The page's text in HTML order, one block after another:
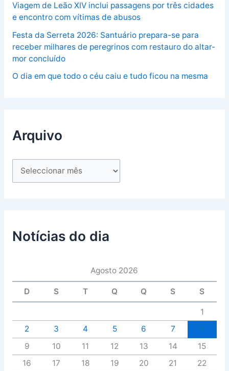
Viagem de Leão XIV inclui passagens por três cidades
e encontro com vítimas de abusos
Festa da Serreta 2026: Santuário prepara-se para
receber milhares de peregrinos com restauro do altar-
mor concluído
O dia em que todo o céu caiu e tudo ficou na mesma
Arquivo
Notícias do dia
Agosto 2026
D S T Q Q S S
1
2
3 4 5 6 7
9
10 11 12 13 14
15
16
17 18 19 20 21
22